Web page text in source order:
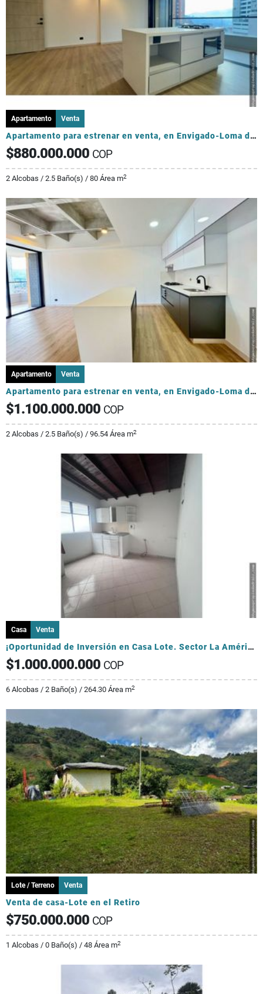
Apartamento Venta
Apartamento para estrenar en venta, en Envigado-Loma de los Mesa
$880.000.000 COP
2 Alcobas / 2.5 Baño(s) / 80 Área m2
Apartamento Venta
Apartamento para estrenar en venta, en Envigado-Loma de los Mesa
$1.100.000.000 COP
2 Alcobas / 2.5 Baño(s) / 96.54 Área m2
Casa Venta
¡Oportunidad de Inversión en Casa Lote. Sector La América!
$1.000.000.000 COP
6 Alcobas / 2 Baño(s) / 264.30 Área m2
Lote / Terreno Venta
Venta de casa-Lote en el Retiro
$750.000.000 COP
1 Alcobas / 0 Baño(s) / 48 Área m2